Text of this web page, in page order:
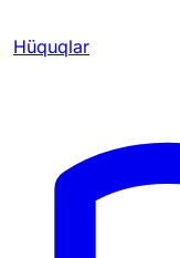
Hüquqlar